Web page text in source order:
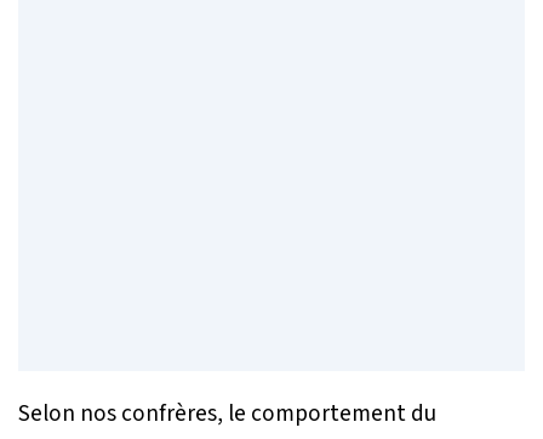
Selon nos confrères, le comportement du